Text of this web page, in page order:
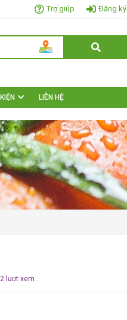
Trợ giúp Đăng ký
LIÊN HỆ
lượt xem